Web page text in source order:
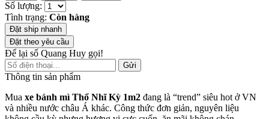
Số lượng:
Tình trạng: Còn hàng
Đặt ship nhanh
Đặt theo yêu cầu
Để lại số Quang Huy gọi!
Gửi
Thông tin sản phẩm
Mua xe bánh mì Thổ Nhĩ Kỳ 1m2 đang là “trend” siêu hot ở VN
và nhiều nước châu Á khác. Công thức đơn giản, nguyên liệu